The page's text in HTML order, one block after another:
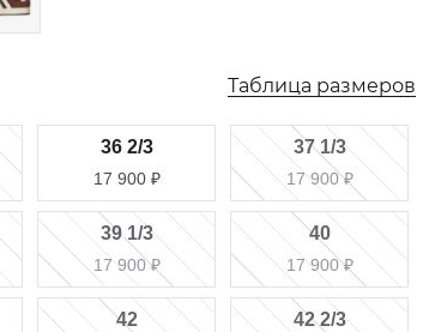
Таблица размеров
36 2/3
17 900 ₽
37 1/3
17 900₽
39 1/3
17 900₽
40
17 900₽
42 42 2/3